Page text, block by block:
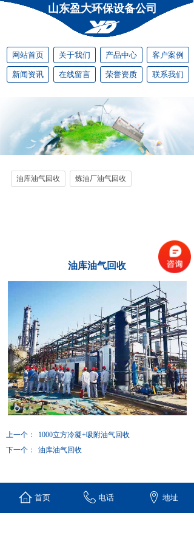
网站首页 关于我们 产品中心 客户案例
新闻资讯 在线留言 荣誉资质 联系我们
山东盈大环保设备公司
油库油气回收 炼油厂油气回收
油库油气回收
上一个：
1000立方冷凝+吸附油气回收
下一个：
油库油气回收
首页 电话 地址